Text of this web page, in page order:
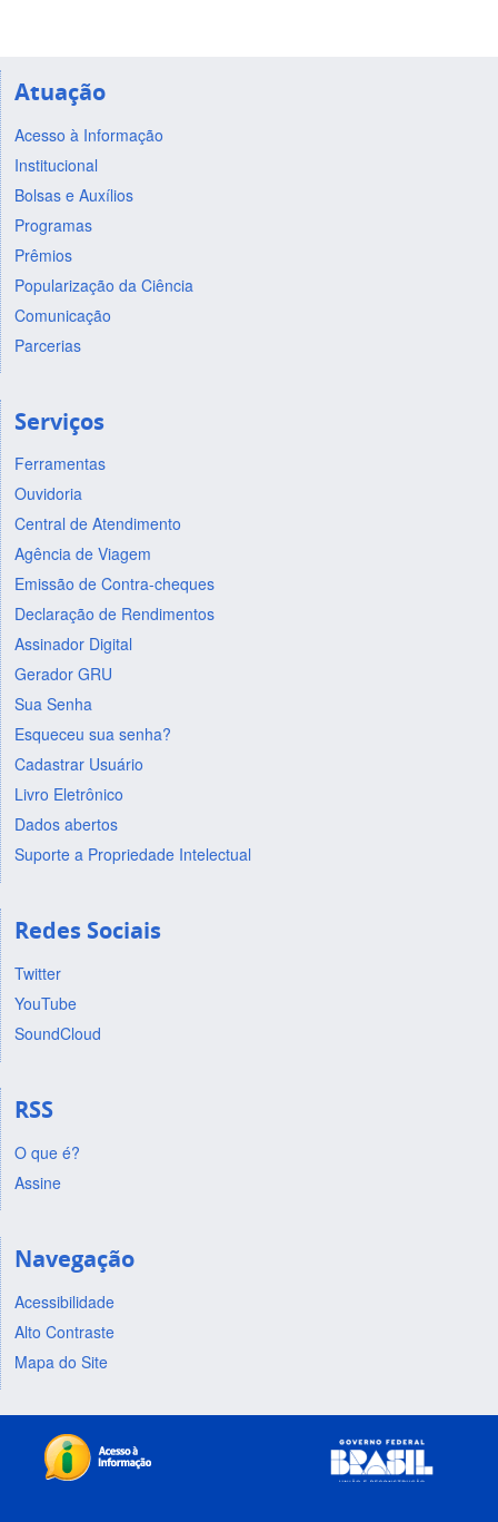
Atuação
Acesso à Informação
Institucional
Bolsas e Auxílios
Programas
Prêmios
Popularização da Ciência
Comunicação
Parcerias
Serviços
Ferramentas
Ouvidoria
Central de Atendimento
Agência de Viagem
Emissão de Contra-cheques
Declaração de Rendimentos
Assinador Digital
Gerador GRU
Sua Senha
Esqueceu sua senha?
Cadastrar Usuário
Livro Eletrônico
Dados abertos
Suporte a Propriedade Intelectual
Redes Sociais
Twitter
YouTube
SoundCloud
RSS
O que é?
Assine
Navegação
Acessibilidade
Alto Contraste
Mapa do Site